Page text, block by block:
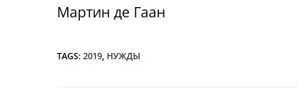
Мартин де Гаан
TAGS: 2019, НУЖДЫ